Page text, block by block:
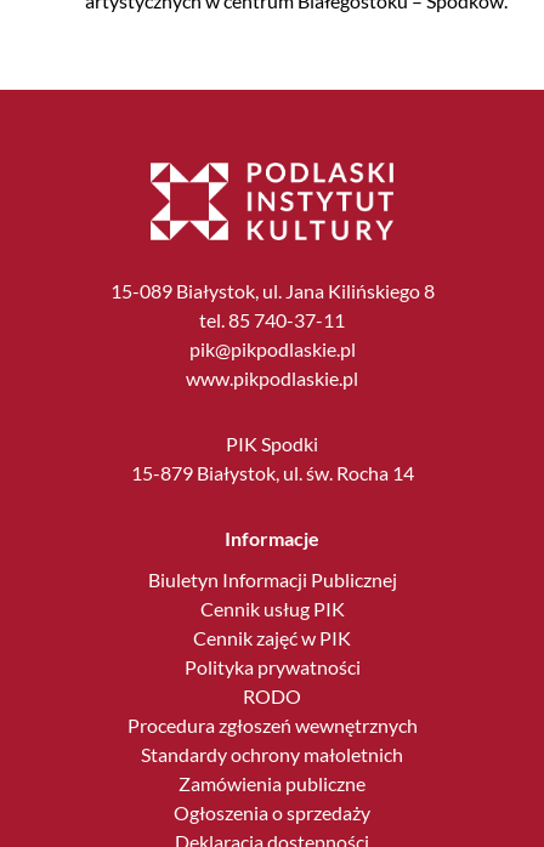
15-089 Białystok, ul. Jana Kilińskiego 8
tel. 85 740-37-11
pik@pikpodlaskie.pl
www.pikpodlaskie.pl
PIK Spodki
15-879 Białystok, ul. św. Rocha 14
Informacje
Biuletyn Informacji Publicznej
Cennik usług PIK
Cennik zajęć w PIK
Polityka prywatności
RODO
Procedura zgłoszeń wewnętrznych
Standardy ochrony małoletnich
Zamówienia publiczne
Ogłoszenia o sprzedaży
Deklaracja dostępności